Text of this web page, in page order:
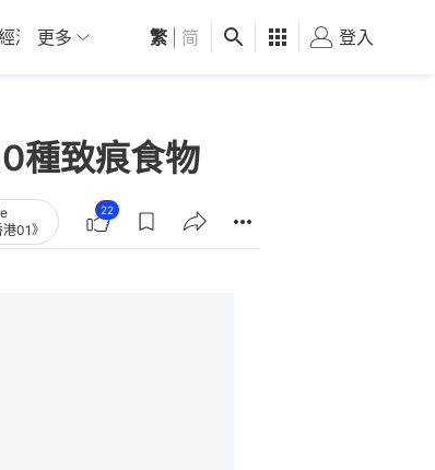
濟 01深圳 觀點 健康 好食玩飛
更多 繁 简 登入
種致痕食物
01》
22